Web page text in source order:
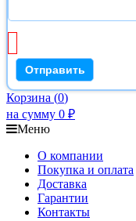
Корзина (0)
на сумму 0 ₽
Меню
О компании
Покупка и оплата
Доставка
Гарантии
Контакты